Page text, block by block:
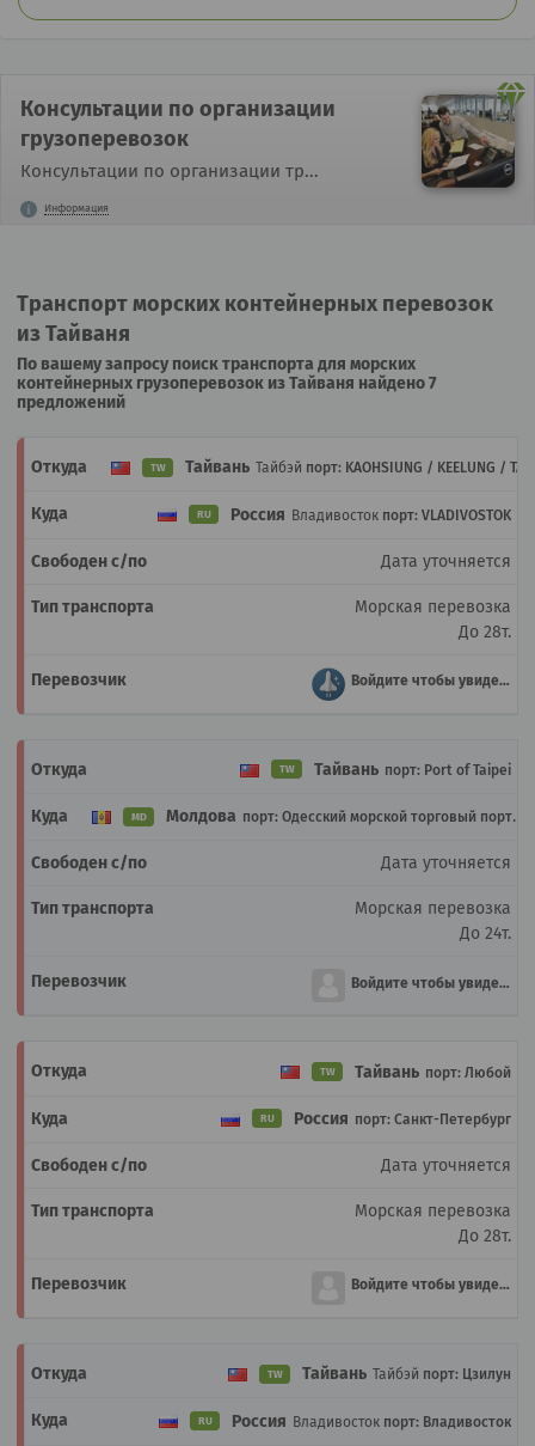
Консультации по организации
грузоперевозок
Консультации по организации тр...
Информация
Транспорт морских контейнерных перевозок
из Тайваня
По вашему запросу поиск транспорта для морских
контейнерных грузоперевозок из Тайваня найдено 7
предложений
TW Тайвань Тайбэй порт: KAOHSIUNG / KEELUNG /
RU Россия Владивосток порт: VLADIVOSTOK
Дата уточняется
Морская перевозка
До 28т.
Войдите чтобы увидеть
TW Тайвань порт: Port of Taipei
MD Молдова порт: Одесский морской торговый порт
Дата уточняется
Морская перевозка
До 24т.
Войдите чтобы увидеть
TW Тайвань порт: Любой
RU Россия порт: Санкт-Петербург
Дата уточняется
Морская перевозка
До 28т.
Войдите чтобы увидеть
TW Тайвань Тайбэй порт: Цзилун
RU Россия Владивосток порт: Владивосток